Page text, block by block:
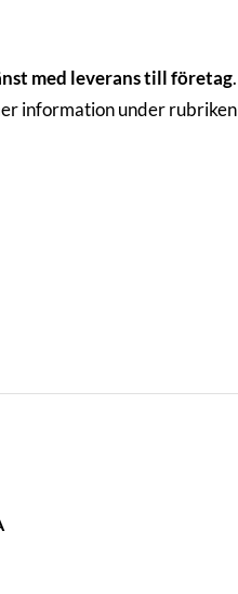
med leverans till företag
information under rubriken